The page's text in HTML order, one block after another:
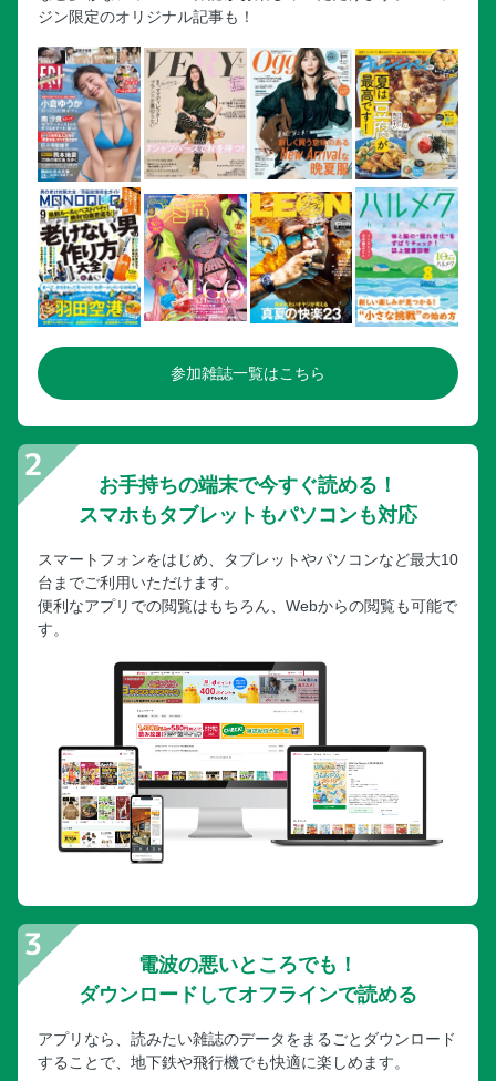
ジン限定のオリジナル記事も！
参加雑誌一覧はこちら
お手持ちの端末で今すぐ読める！
スマホもタブレットもパソコンも対応
スマートフォンをはじめ、タブレットやパソコンなど最大10
台までご利用いただけます。
便利なアプリでの閲覧はもちろん、Webからの閲覧も可能で
す。
電波の悪いところでも！
ダウンロードしてオフラインで読める
アプリなら、読みたい雑誌のデータをまるごとダウンロード
することで、地下鉄や飛行機でも快適に楽しめます。